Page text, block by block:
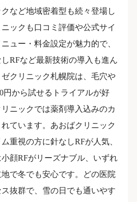
など地域密着型も続々登場し
ックも口コミ評価や公式サイ
ュー・料金設定が魅力的で、
RFなど最新技術の導入も進ん
クリニック札幌院は、毛穴や
円から試せるトライアルが好
ニックでは薬剤導入込みのカ
ています。あおばクリニック
重視の方に針なしRFが人気、
顔RFがリーズナブル、いずれ
で冬でも安心です。どの医院
抜群で、雪の日でも通いやす